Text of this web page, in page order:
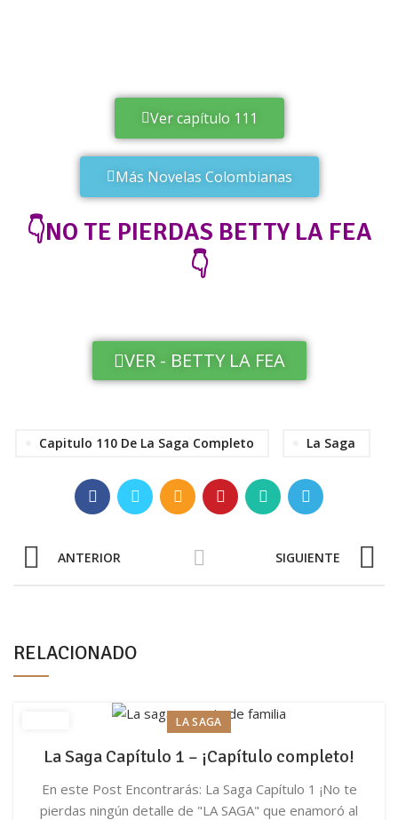
Ver capítulo 111
Más Novelas Colombianas
👇NO TE PIERDAS BETTY LA FEA
👇
VER - BETTY LA FEA
Capitulo 110 De La Saga Completo La Saga
ANTERIOR SIGUIENTE
RELACIONADO
LA SAGA
La Saga Capítulo 1 – ¡Capítulo completo!
En este Post Encontrarás: La Saga Capítulo 1 ¡No te
pierdas ningún detalle de "LA SAGA" que enamoró al